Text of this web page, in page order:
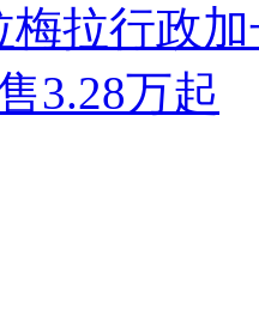
梅拉行政
3.28万起